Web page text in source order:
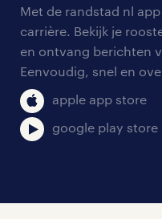
personeel gezocht
aanmelden nieuwsbrief
blogs en artikelen
salarischecker
bruto-netto calculator
onze vestigingen
pers
Met de randstad nl
carrière. Bekijk je
en ontvang berichten
Eenvoudig, snel en
apple app store
google play store